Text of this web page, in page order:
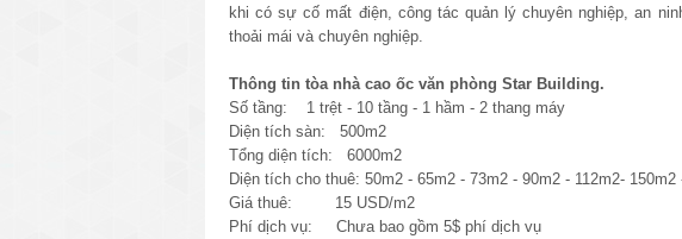
khi có sự cố mất điện, công tác quản lý chuyên nghiệp, an
thoải mái và chuyên nghiệp.
Thông tin tòa nhà cao ốc văn phòng Star Building.
Số tầng: 1 trệt - 10 tầng - 1 hầm - 2 thang máy
Diện tích sàn: 500m2
Tổng diện tích: 6000m2
Diện tích cho thuê: 50m2 - 65m2 - 73m2 - 90m2 - 112m2-
Giá thuê: 15 USD/m2
Phí dịch vụ: Chưa bao gồm 5$ phí dịch vụ